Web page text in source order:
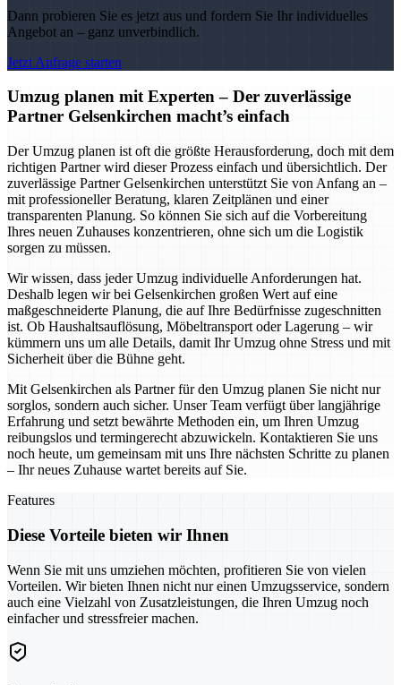
Dann probieren Sie es jetzt aus und fordern Sie Ihr individuelles
Angebot an – ganz unverbindlich.
Jetzt Anfrage starten
Umzug planen mit Experten – Der zuverlässige
Partner Gelsenkirchen macht’s einfach
Der Umzug planen ist oft die größte Herausforderung, doch mit dem
richtigen Partner wird dieser Prozess einfach und übersichtlich. Der
zuverlässige Partner Gelsenkirchen unterstützt Sie von Anfang an –
mit professioneller Beratung, klaren Zeitplänen und einer
transparenten Planung. So können Sie sich auf die Vorbereitung
Ihres neuen Zuhauses konzentrieren, ohne sich um die Logistik
sorgen zu müssen.
Wir wissen, dass jeder Umzug individuelle Anforderungen hat.
Deshalb legen wir bei Gelsenkirchen großen Wert auf eine
maßgeschneiderte Planung, die auf Ihre Bedürfnisse zugeschnitten
ist. Ob Haushaltsauflösung, Möbeltransport oder Lagerung – wir
kümmern uns um alle Details, damit Ihr Umzug ohne Stress und mit
Sicherheit über die Bühne geht.
Mit Gelsenkirchen als Partner für den Umzug planen Sie nicht nur
sorglos, sondern auch sicher. Unser Team verfügt über langjährige
Erfahrung und setzt bewährte Methoden ein, um Ihren Umzug
reibungslos und termingerecht abzuwickeln. Kontaktieren Sie uns
noch heute, um gemeinsam mit uns Ihre nächsten Schritte zu planen
– Ihr neues Zuhause wartet bereits auf Sie.
Features
Diese Vorteile bieten wir Ihnen
Wenn Sie mit uns umziehen möchten, profitieren Sie von vielen
Vorteilen. Wir bieten Ihnen nicht nur einen Umzugsservice, sondern
auch eine Vielzahl von Zusatzleistungen, die Ihren Umzug noch
einfacher und stressfreier machen.